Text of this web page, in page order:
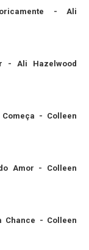
- Ali
- Ali Hazelwood
Começa - Colleen
Amor - Colleen
Chance - Colleen